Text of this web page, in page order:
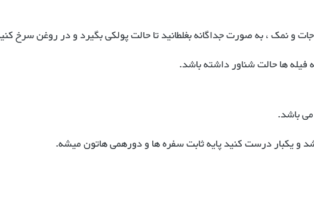
و نمک ، به صورت جداگانه بغلطانید تا حالت پولکی بگیرد و در روغن سرخ
ها حالت شناور داشته باشد.
می باشد.
و یکبار درست کنید پایه ثابت سفره ها و دورهمی هاتون میشه.